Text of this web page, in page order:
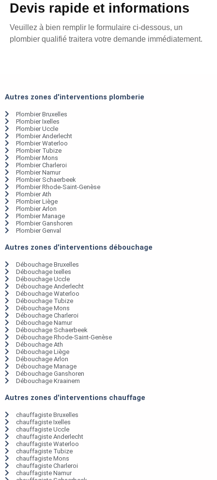
Devis rapide et informations
Veuillez à bien remplir le formulaire ci-dessous, un
plombier qualifié traitera votre demande immédiatement.
Autres zones d'interventions plomberie
Plombier Bruxelles
Plombier Ixelles
Plombier Uccle
Plombier Anderlecht
Plombier Waterloo
Plombier Tubize
Plombier Mons
Plombier Charleroi
Plombier Namur
Plombier Schaerbeek
Plombier Rhode-Saint-Genèse
Plombier Ath
Plombier Liège
Plombier Arlon
Plombier Manage
Plombier Ganshoren
Plombier Genval
Autres zones d'interventions débouchage
Débouchage Bruxelles
Débouchage Ixelles
Débouchage Uccle
Débouchage Anderlecht
Débouchage Waterloo
Débouchage Tubize
Débouchage Mons
Débouchage Charleroi
Débouchage Namur
Débouchage Schaerbeek
Débouchage Rhode-Saint-Genèse
Débouchage Ath
Débouchage Liège
Débouchage Arlon
Débouchage Manage
Débouchage Ganshoren
Débouchage Kraainem
Autres zones d'interventions chauffage
chauffagiste Bruxelles
chauffagiste Ixelles
chauffagiste Uccle
chauffagiste Anderlecht
chauffagiste Waterloo
chauffagiste Tubize
chauffagiste Mons
chauffagiste Charleroi
chauffagiste Namur